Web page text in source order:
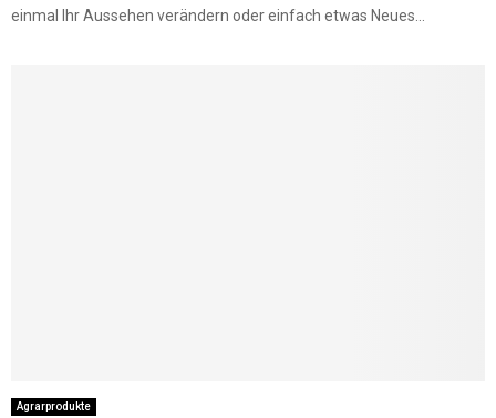
einmal Ihr Aussehen verändern oder einfach etwas Neues...
Agrarprodukte